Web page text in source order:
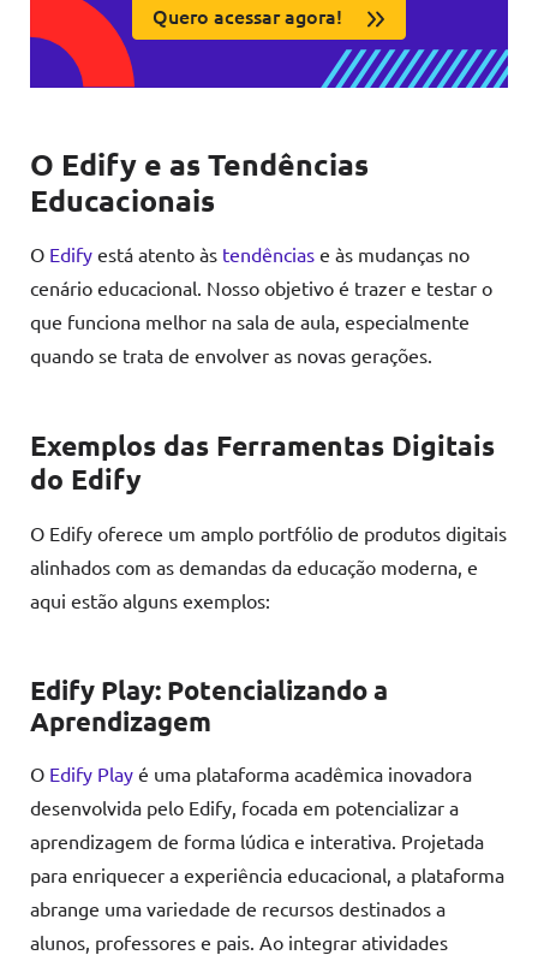
Quero acessar agora!
O Edify e as Tendências
Educacionais
O Edify está atento às tendências e às mudanças no
cenário educacional. Nosso objetivo é trazer e testar o
que funciona melhor na sala de aula, especialmente
quando se trata de envolver as novas gerações.
Exemplos das Ferramentas Digitais
do Edify
O Edify oferece um amplo portfólio de produtos digitais
alinhados com as demandas da educação moderna, e
aqui estão alguns exemplos:
Edify Play: Potencializando a
Aprendizagem
O Edify Play é uma plataforma acadêmica inovadora
desenvolvida pelo Edify, focada em potencializar a
aprendizagem de forma lúdica e interativa. Projetada
para enriquecer a experiência educacional, a plataforma
abrange uma variedade de recursos destinados a
alunos, professores e pais. Ao integrar atividades